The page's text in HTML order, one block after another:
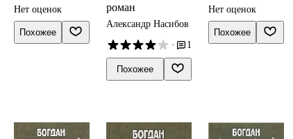
Нет оценок
Похожее
роман
Александр Насибов
·
1
Похожее
Нет оценок
Похожее